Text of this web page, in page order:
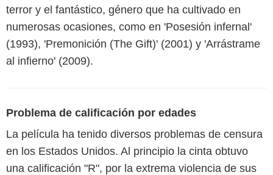
terror y el fantástico, género que ha cultivado en
numerosas ocasiones, como en 'Posesión infernal'
(1993), 'Premonición (The Gift)' (2001) y 'Arrástrame
al infierno' (2009).
Problema de calificación por edades
La película ha tenido diversos problemas de censura
en los Estados Unidos. Al principio la cinta obtuvo
una calificación "R", por la extrema violencia de sus